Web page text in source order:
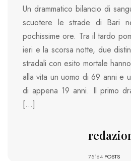
Un drammatico bilancio di
scuotere le strade di Bari
pochissime ore. Tra il tardo
ieri e la scorsa notte, due
stradali con esito mortale
alla vita un uomo di 69 anni e
di appena 19 anni. Il primo
[…]
75164 POSTS